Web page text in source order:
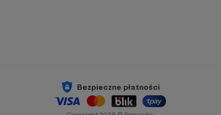
Bezpieczne płatności